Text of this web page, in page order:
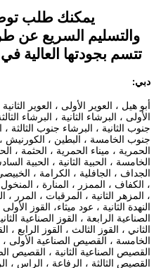
يمكنك طلب
والتسليم السريع عن
تتسم بجودتها العالية
دبي:
أبو هيل ، العوير الأولى ، العوير
الأولى ، البرشاء الثانية ، البرشاء
جنوب الثانية ، البرشاء جنوب الثالثة
جنوب الخامسة ، البطين ، الكورنيش ،
الحمرية ، ميناء الحمرية ، الحثمة ،
الخامسة ، الحبية الثانية ، الحبية
الجداف ، الجافلية ، الكرامة ، الخبيصي
، الكفاف ، الممزر ، المنارة ،
، المزهر الثانية ، المرقبات ، المرر
النهدة الثانية ، عود ميثاء، القوز
الصناعية الرابعة ، القوز الصناعية
الثاني ، القوز الثالث ، القوز
الخامسة ، القصيص الصناعية الأولى ،
القصيص الصناعية الثانية ، القصيص
القصيص الثالثة ، الرفاعة ، الراس ،